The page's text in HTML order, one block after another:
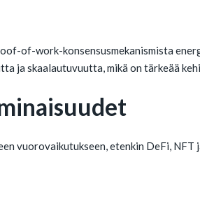
of-work-konsensusmekanismista
ja skaalautuvuutta, mikä on tärkeää
vuorovaikutukseen, etenkin DeFi,